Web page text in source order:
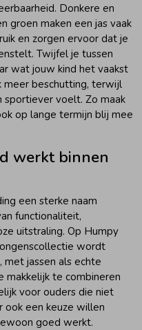
Donkere en
groen maken een jas vaak
en zorgen ervoor dat je
Twijfel je tussen
wat jouw kind het vaakst
meer beschutting, terwijl
voelt. Zo maak
op lange termijn blij mee
werkt binnen
een sterke naam
functionaliteit,
uitstraling. Op Humpy
wordt
met jassen als echte
makkelijk te combineren
voor ouders die niet
ook een keuze willen
goed werkt.